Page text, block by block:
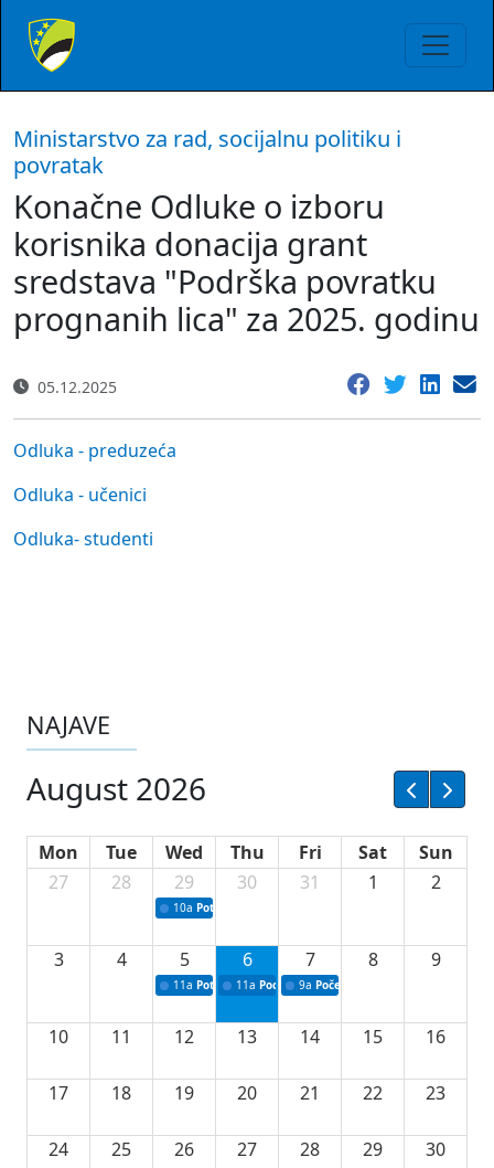
Ministarstvo za rad, socijalnu politiku i
povratak
Konačne Odluke o izboru
korisnika donacija grant
sredstava "Podrška povratku
prognanih lica" za 2025. godinu
05.12.2025
Odluka - preduzeća
Odluka - učenici
Odluka- studenti
NAJAVE
August 2026
Mon Tue Wed Thu Fri Sat
Sun
27
28 29
10a Potpisivanje ugovora sa neprofitnim
30 31 1 2
3 4 5
11a Potpisivanje ugovora o stipendijama za
6
11a Podrška razvoju vodne infrastrukture u
7
9a Početak izgradnje nove
8 9
10 11 12 13 14 15 16
17 18 19 20 21 22 23
24 25 26 27 28 29 30